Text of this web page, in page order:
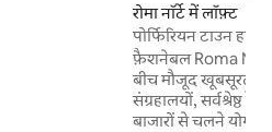
रोमा नॉर्टे में लॉफ़्ट
पोर्फिरियन टाउन
फ़ैशनेबल Roma
बीच मौजूद खूबसूरत दो
संग्रहालयों, सर्वश्रेष्ठ
बाजारों से चलने योग्य